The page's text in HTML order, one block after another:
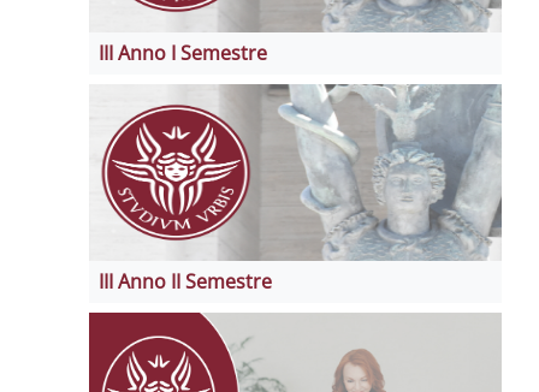
III Anno I Semestre
III Anno II Semestre